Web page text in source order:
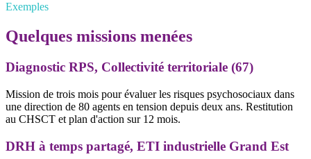
Exemples
Quelques missions menées
Diagnostic RPS, Collectivité territoriale (67)
Mission de trois mois pour évaluer les risques psychosociaux dans
une direction de 80 agents en tension depuis deux ans. Restitution
au CHSCT et plan d'action sur 12 mois.
DRH à temps partagé, ETI industrielle Grand Est